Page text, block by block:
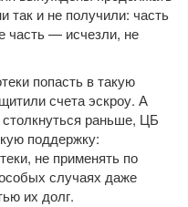
так и не получили: часть
часть — исчезли, не
попасть в такую
счета эскроу. А
раньше, ЦБ
поддержку:
не применять по
случаях даже
их долг.